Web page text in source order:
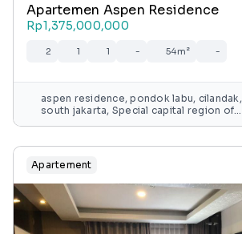
Apartemen Aspen Residence
Rp1,375,000,000
2 1 1 - 54m² -
aspen residence, pondok labu, cilandak,
south jakarta, Special capital region of
Apartement